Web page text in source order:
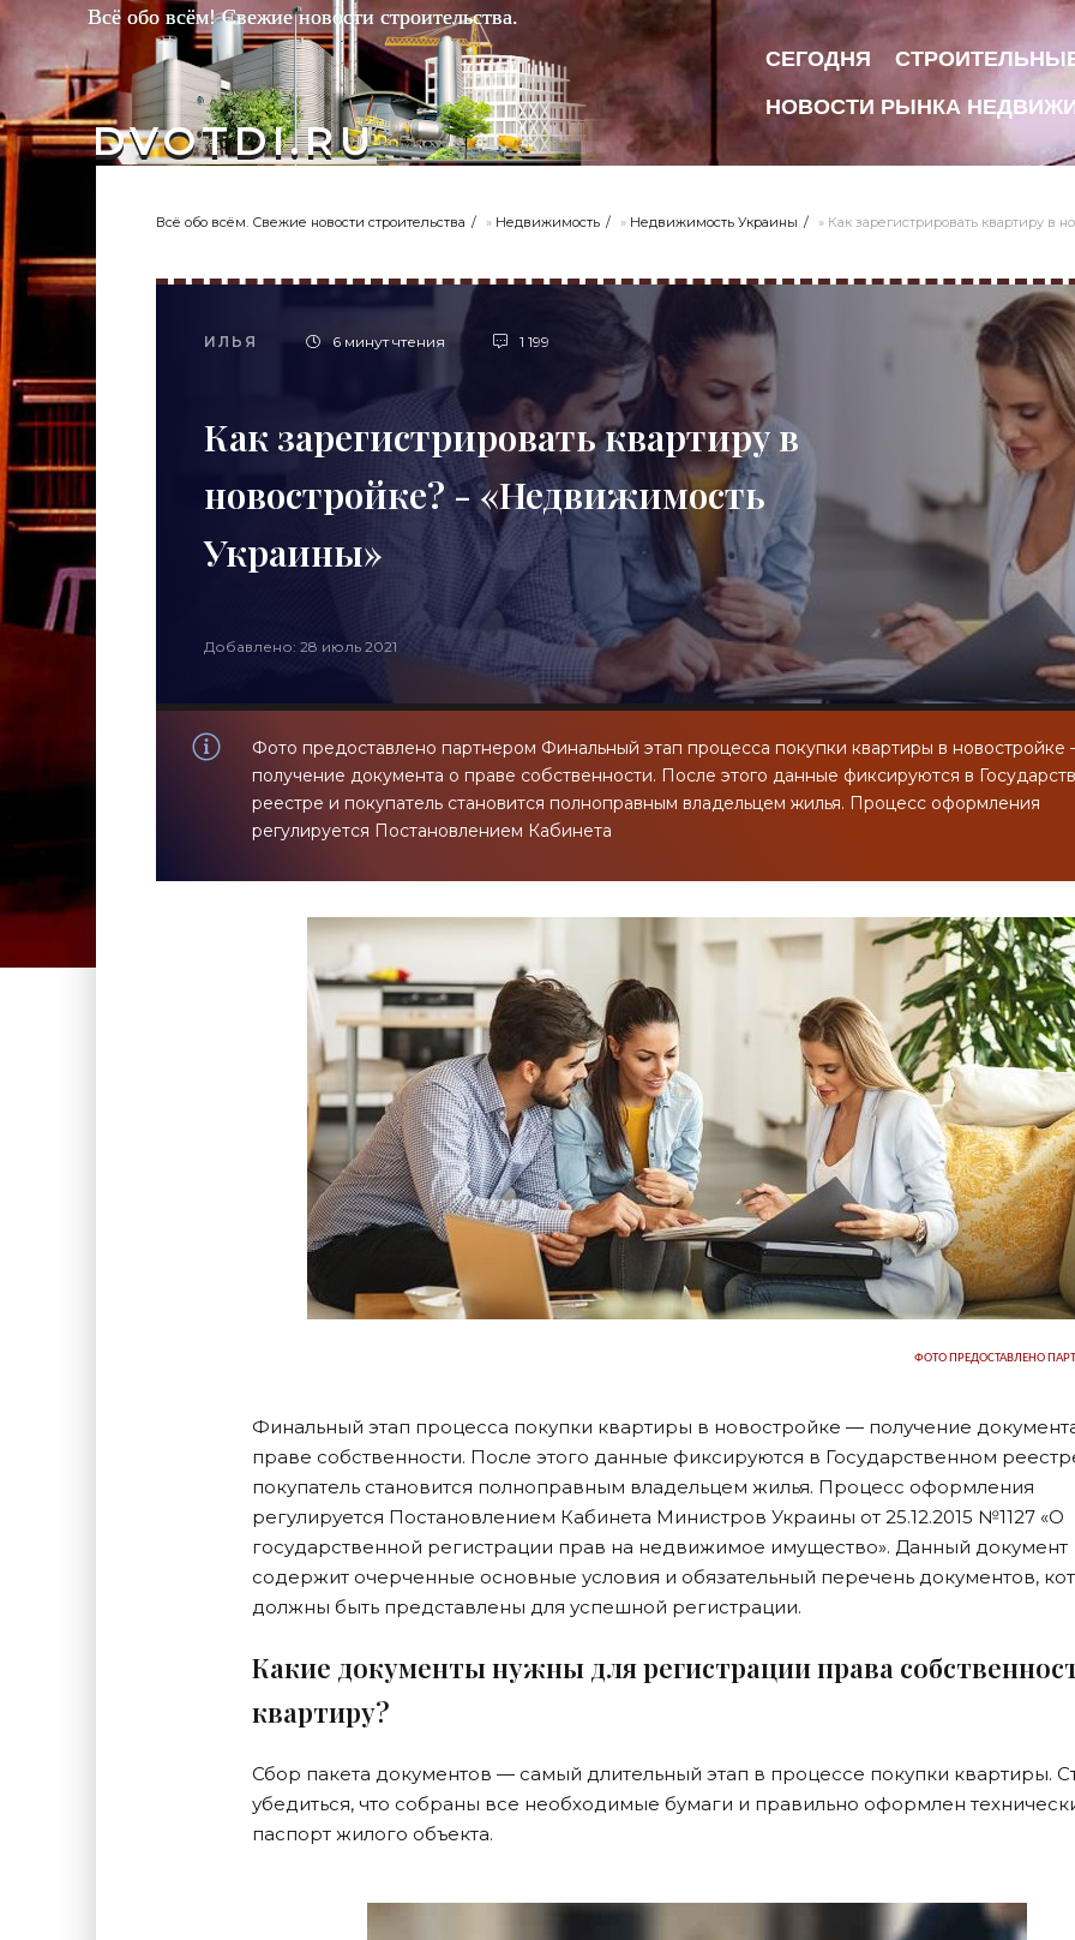
DVOTDI.RU
Всё обо всём! Свежие новости строительства.
СЕГОДНЯ
НОВОСТИ РЫНКА
Всё обо всём. Свежие новости строительства » Недвижимость » Недвижимость Украины » Как зарегистрировать квартиру в
ИЛЬЯ 6 минут чтения 1 199
Как зарегистрировать квартиру в
новостройке? - «Недвижимость
Украины»
Добавлено: 28 июль 2021
Фото предоставлено партнером Финальный этап процесса покупки квартиры в новостройке
получение документа о праве собственности. После этого данные фиксируются в
реестре и покупатель становится полноправным владельцем жилья. Процесс оформления
регулируется Постановлением Кабинета
ФОТО ПРЕДОСТАВЛЕНО
Финальный этап процесса покупки квартиры в новостройке — получение
праве собственности. После этого данные фиксируются в Государственном
покупатель становится полноправным владельцем жилья. Процесс оформления
регулируется Постановлением Кабинета Министров Украины от 25.12.2015 №1127 «О
государственной регистрации прав на недвижимое имущество». Данный документ
содержит очерченные основные условия и обязательный перечень документов,
должны быть представлены для успешной регистрации.
Какие документы нужны для регистрации права
квартиру?
Сбор пакета документов — самый длительный этап в процессе покупки квартиры.
убедиться, что собраны все необходимые бумаги и правильно оформлен
паспорт жилого объекта.